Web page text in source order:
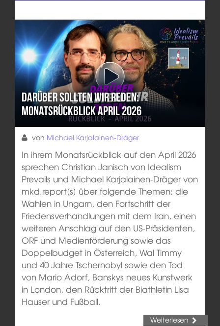
Darüber sollten wir reden:
Monatsrückblick April 2026
von Michael Karjalainen-Dräger
In ihrem Monatsrückblick auf den April 2026
sprechen Christian Janisch von Idealism
Prevails und Michael Karjalainen-Dräger von
mkd.report[s] über folgende Themen: die
Wahlen in Ungarn, den Fortschritt der
Friedensverhandlungen mit dem Iran, einen
weiteren Anschlag auf den US-Präsidenten,
ORF und Medienförderung sowie das
Doppelbudget in Österreich, Wal Timmy
und 40 Jahre Tschernobyl sowie den Tod
von Mario Adorf, Banskys neues Kunstwerk
in London, den Rücktritt der Biathletin Lisa
Hauser und Fußball.
Weiterlesen